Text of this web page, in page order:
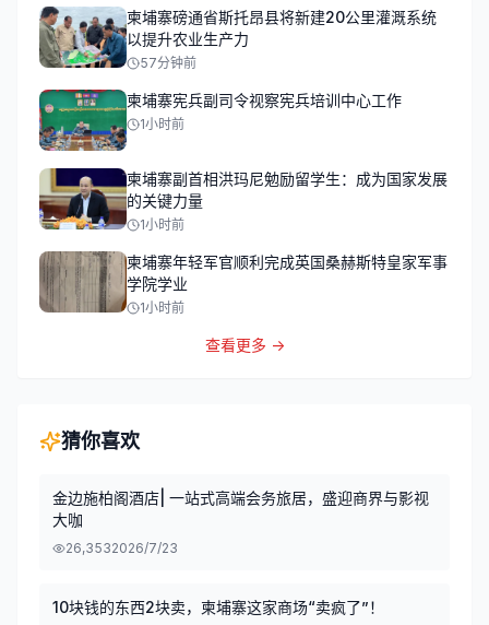
柬埔寨磅通省斯托昂县将新建20公里灌溉系统
以提升农业生产力
57分钟前
柬埔寨宪兵副司令视察宪兵培训中心工作
1小时前
柬埔寨副首相洪玛尼勉励留学生：成为国家发展
的关键力量
1小时前
柬埔寨年轻军官顺利完成英国桑赫斯特皇家军事
学院学业
1小时前
查看更多 →
猜你喜欢
金边施柏阁酒店| 一站式高端会务旅居，盛迎商界与影视
大咖
26,3532026/7/23
10块钱的东西2块卖，柬埔寨这家商场“卖疯了”！